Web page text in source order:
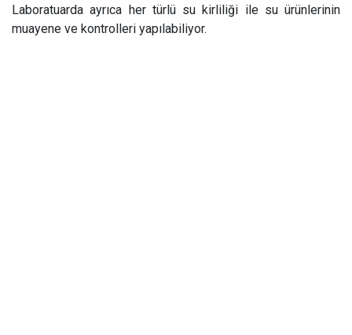
Laboratuarda ayrıca her türlü su kirliliği ile su ürünlerinin
muayene ve kontrolleri yapılabiliyor.